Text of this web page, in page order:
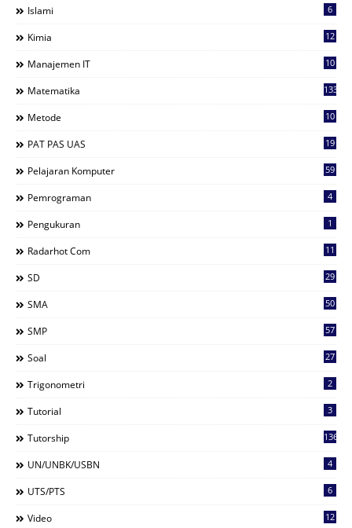
Islami 6
Kimia 12
Manajemen IT 10
Matematika 133
Metode 10
PAT PAS UAS 19
Pelajaran Komputer 59
Pemrograman 4
Pengukuran 1
Radarhot Com 11
SD 29
SMA 50
SMP 57
Soal 27
Trigonometri 2
Tutorial 3
Tutorship 136
UN/UNBK/USBN 4
UTS/PTS 6
Video 12